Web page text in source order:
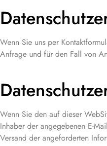
Wenn Sie uns per
Anfrage und für den Fall von
Wenn Sie den auf dieser
Inhaber der angegebenen E-
Versand der angeforderten